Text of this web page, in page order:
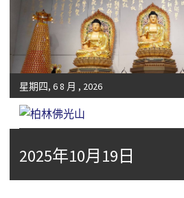
星期四, 6 8 月 , 2026
Fo-Guang-Shan-Tempel, Berlin e.V.
2025年10月19日